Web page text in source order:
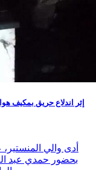
إثر اندلاع حريق بمكيف
بحضور حمدي عبد